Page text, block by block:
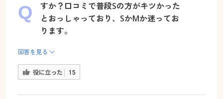
すか？口コミで普段Sの方がキツかった
とおっしゃっており、SかMか迷ってお
ります。
回答を見る
役に立った 15